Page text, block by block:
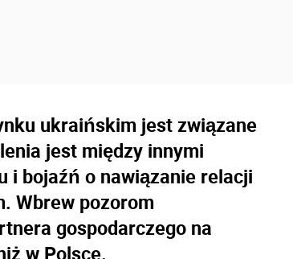
ukraińskim jest związane
jest między innymi
i bojaźń o nawiązanie relacji
Wbrew pozorom
gospodarczego na
w Polsce.